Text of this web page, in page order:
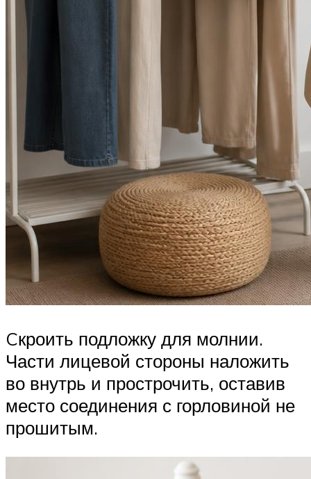
Cкроить подложку для молнии.
Части лицевой стороны наложить
во внутрь и прострочить, оставив
место соединения с горловиной не
прошитым.